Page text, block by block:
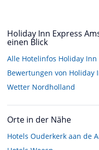
Holiday Inn Express
einen Blick
Alle Hotelinfos Holiday
Wetter Nordholland
Orte in der Nähe
Hotels Ouderkerk aan de